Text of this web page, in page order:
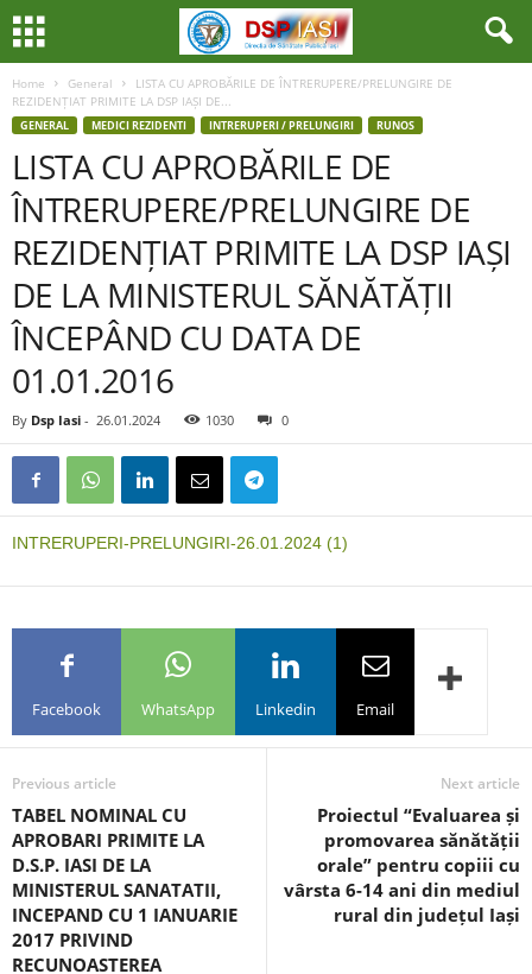
Home General
LISTA CU APROBĂRILE DE ÎNTRERUPERE/PRELUNGIRE DE
REZIDENȚIAT PRIMITE LA DSP IAȘI DE...
GENERAL MEDICI REZIDENTI INTRERUPERI / PRELUNGIRI RUNOS
LISTA CU APROBĂRILE DE
ÎNTRERUPERE/PRELUNGIRE DE
REZIDENȚIAT PRIMITE LA DSP IAȘI
DE LA MINISTERUL SĂNĂTĂȚII
ÎNCEPÂND CU DATA DE
01.01.2016
By Dsp Iasi - 26.01.2024 1030 0
INTRERUPERI-PRELUNGIRI-26.01.2024 (1)
Facebook WhatsApp Linkedin Email
Previous article
TABEL NOMINAL CU
APROBARI PRIMITE LA
D.S.P. IASI DE LA
MINISTERUL SANATATII,
INCEPAND CU 1 IANUARIE
2017 PRIVIND
RECUNOASTEREA
Next article
Proiectul “Evaluarea și
promovarea sănătății
orale” pentru copiii cu
vârsta 6-14 ani din mediul
rural din județul Iași